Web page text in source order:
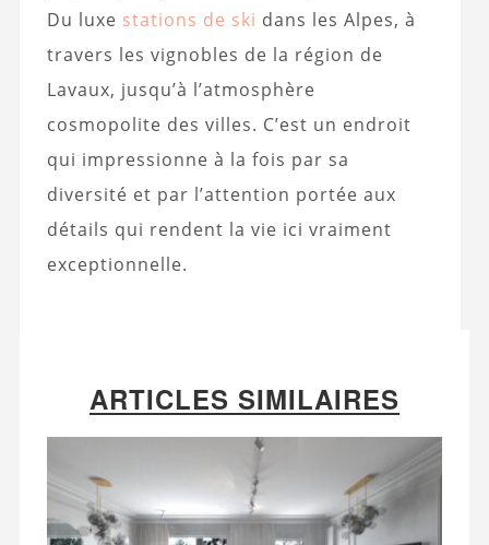
Du luxe stations de ski dans les Alpes, à
travers les vignobles de la région de
Lavaux, jusqu’à l’atmosphère
cosmopolite des villes. C’est un endroit
qui impressionne à la fois par sa
diversité et par l’attention portée aux
détails qui rendent la vie ici vraiment
exceptionnelle.
ARTICLES SIMILAIRES